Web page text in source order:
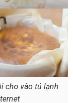
cho vào tủ lạnh